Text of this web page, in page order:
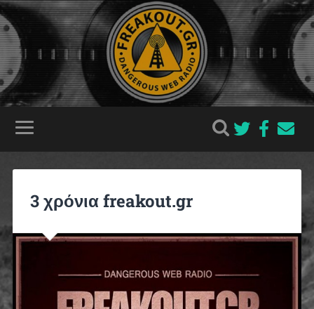
3 χρόνια freakout.gr